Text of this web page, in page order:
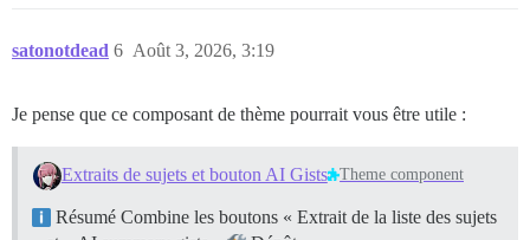
satonotdead Août 3, 2026, 3:19
6
Je pense que ce composant de thème pourrait vous être utile :
Extraits de sujets et bouton AI Gists Theme component
Résumé Combine les boutons « Extrait de la liste des sujets